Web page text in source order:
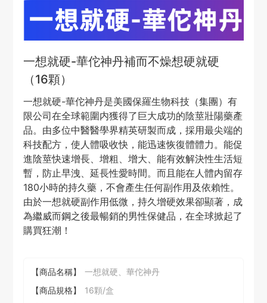
一想就硬-華佗神丹補而不燥想硬就硬
（16顆）
一想就硬-華佗神丹是美國保羅生物科技（集團）有
限公司在全球範圍内獲得了巨大成功的陰莖壯陽藥產
品。由多位中醫醫學界精英研製而成，採用最尖端的
科技配方，使人體吸收快，能迅速恢復體體力。能促
進陰莖快速增長、增粗、增大、能有效解決性生活短
暫，防止早洩、延長性愛時間。而且能在人體内留存
180小時的持久藥，不會產生任何副作用及依賴性。
由於一想就硬副作用低微，持久增硬效果卻顯著，成
為繼威而鋼之後最暢銷的男性保健品，在全球掀起了
購買狂潮！
【商品名稱】
一想就硬、華佗神丹
【商品規格】
16顆/盒